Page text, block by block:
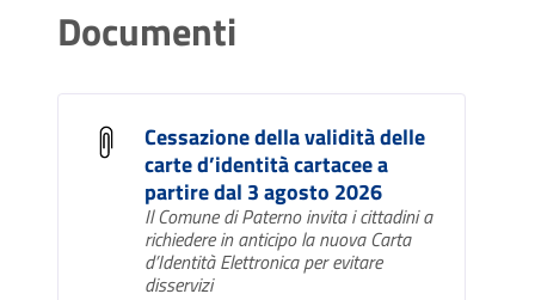
Documenti
Cessazione della validità delle
carte d’identità cartacee a
partire dal 3 agosto 2026
Il Comune di Paterno invita i cittadini a
richiedere in anticipo la nuova Carta
d’Identità Elettronica per evitare
disservizi